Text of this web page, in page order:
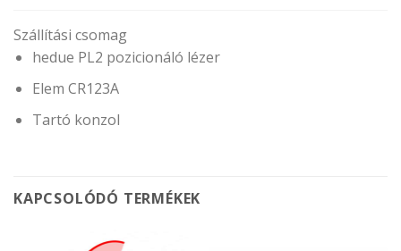
Szállítási csomag
hedue PL2 pozicionáló lézer
Elem CR123A
Tartó konzol
KAPCSOLÓDÓ TERMÉKEK